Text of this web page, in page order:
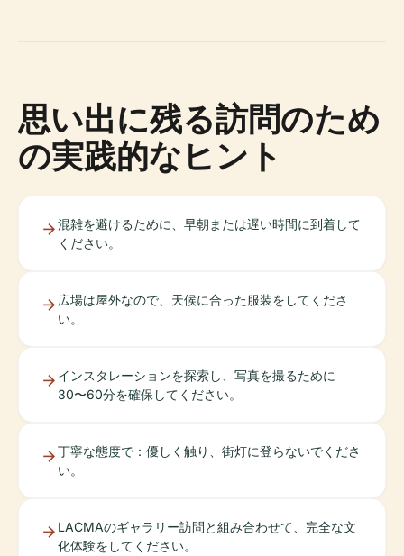
思い出に残る訪問のため
の実践的なヒント
混雑を避けるために、早朝または遅い時間に到着して
ください。
広場は屋外なので、天候に合った服装をしてくださ
い。
インスタレーションを探索し、写真を撮るために
30〜60分を確保してください。
丁寧な態度で：優しく触り、街灯に登らないでくださ
い。
LACMAのギャラリー訪問と組み合わせて、完全な文
化体験をしてください。